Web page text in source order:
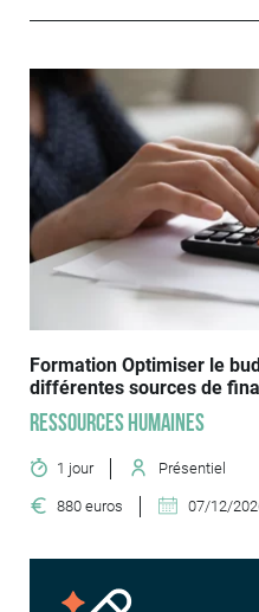
Formation Optimiser le
différentes sources de
Ressources humaines
1 jour Présentiel
880 euros 07/12/